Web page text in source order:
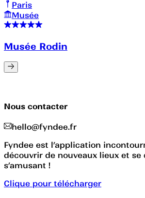
Paris
Musée
Musée Rodin
Nous contacter
hello@fyndee.fr
Fyndee est l’application
découvrir de nouveaux lieux et
s’amusant !
Clique pour télécharger